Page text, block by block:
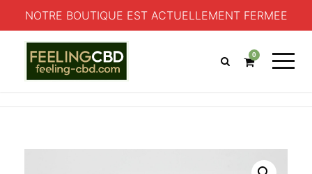
NOTRE BOUTIQUE EST ACTUELLEMENT FERMEE
0